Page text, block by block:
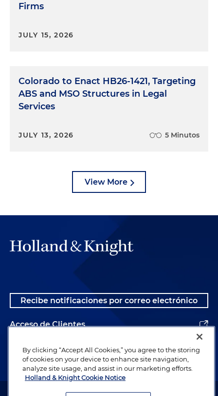
Firms
JULY 15, 2026
Colorado to Enact HB26-1421, Targeting
ABS and MSO Structures in Legal
Services
JULY 13, 2026 5 Minutos
View More
Recibe notificaciones por correo electrónico
Acceso de Clientes
Alumnos
Abogado publicitario. © 1996– 2026 Holland & Knight LLP. Todos los
By clicking “Accept All Cookies,” you agree to the storing
of cookies on your device to enhance site navigation,
analyze site usage, and assist in our marketing efforts.
Holland & Knight Cookie Notice